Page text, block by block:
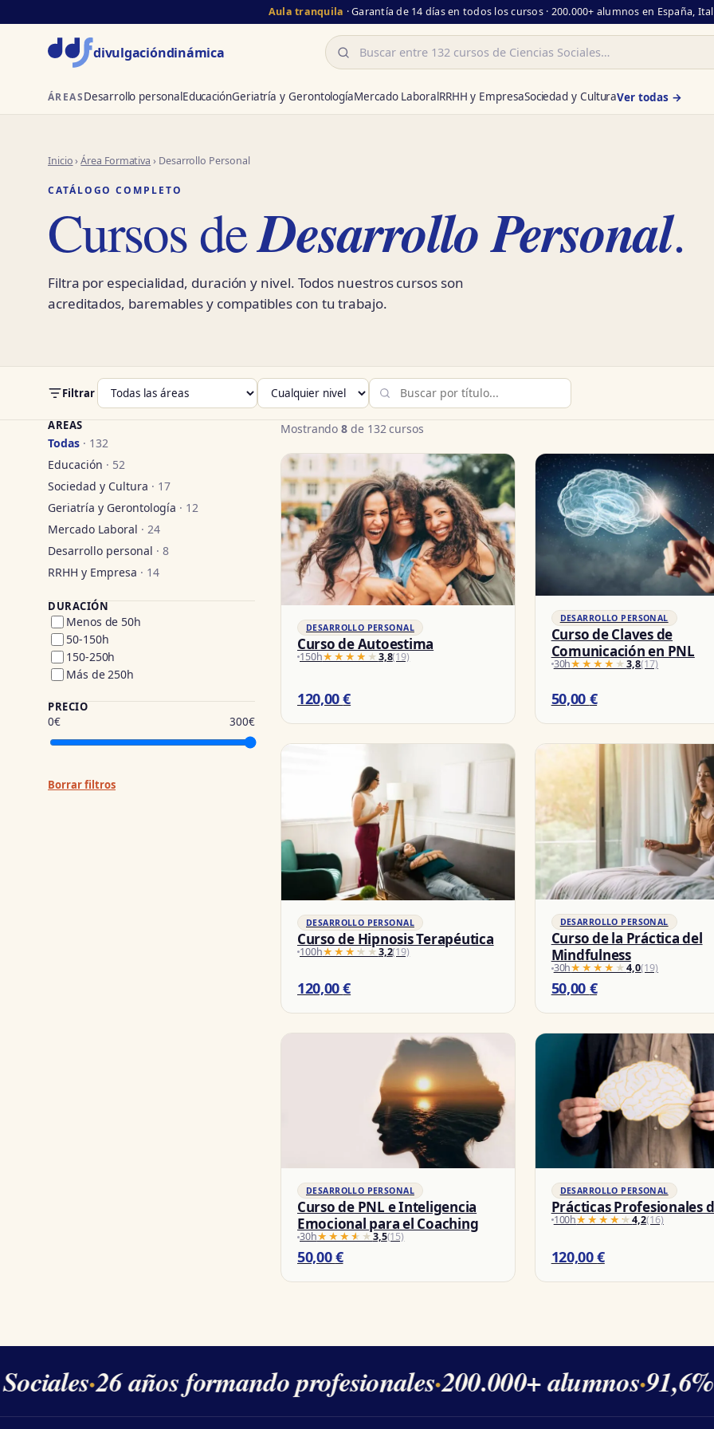
Aula tranquila · Garantía de 14 días en todos los cursos · 200.000+ alumnos en España,
divulgacióndinámica Buscar
ÁREASDesarrollo personalEducaciónGeriatría y GerontologíaMercado LaboralRRHH y EmpresaSociedad y CulturaVer todas →
Inicio›Área Formativa › Desarrollo Personal
CATÁLOGO COMPLETO
Cursos deDesarrollo Personal.
Filtra por especialidad, duración y nivel. Todos nuestros cursos son
acreditados, baremables y compatibles con tu trabajo.
Filtrar
ÁREAS
Todas · 132
Educación · 52
Sociedad y Cultura · 17
Geriatría y Gerontología · 12
Mercado Laboral · 24
Desarrollo personal · 8
RRHH y Empresa · 14
DURACIÓN
Menos de 50h
50-150h
150-250h
Más de 250h
PRECIO
0€
300€
Borrar filtros
Mostrando8 de 132 cursos
DESARROLLO PERSONAL
Curso de Autoestima
150h★★★★★
★★★★★3,8(19)
120,00€
DESARROLLO PERSONAL
Curso de Claves de
Comunicación en PNL
30h★★★★★
★★★★★3,8(17)
50,00 €
DESARROLLO PERSONAL
Curso de Hipnosis Terapéutica
100h★★★★★
★★★★★3,2(19)
120,00€
DESARROLLO PERSONAL
Curso de la Práctica del
Mindfulness
30h★★★★★
★★★★★4,0(19)
50,00 €
DESARROLLO PERSONAL
Curso de PNL e Inteligencia
Emocional para el Coaching
30h★★★★★
★★★★★3,5(15)
50,00€
DESARROLLO PERSONAL
Prácticas Profesionales
100h★★★★★
★★★★★4,2(16)
120,00€
·26 años formando profesionales·200.000+ alumnos·91,6%